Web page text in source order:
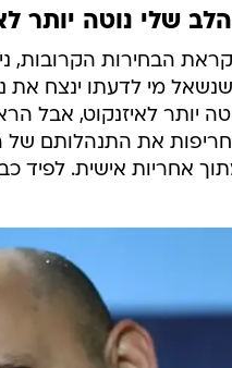
שלי נוטה יותר
הבחירות הקרובות,
מי לדעתו ינצח את
יותר לאיזנקוט, אבל
את התנהלותם של
אחריות אישית. לפיד